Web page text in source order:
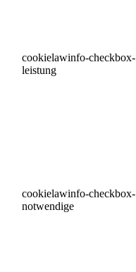
cookielawinfo-checkbox-
leistung
cookielawinfo-checkbox-
notwendige